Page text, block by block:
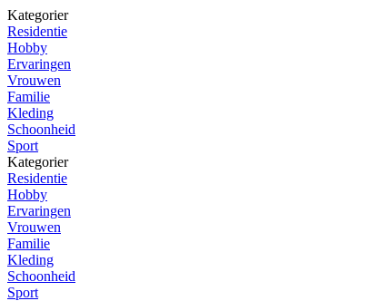
Kategorier
Residentie
Hobby
Ervaringen
Vrouwen
Familie
Kleding
Schoonheid
Sport
Kategorier
Residentie
Hobby
Ervaringen
Vrouwen
Familie
Kleding
Schoonheid
Sport